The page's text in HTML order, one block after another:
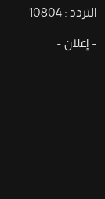
التردد : 10804
- إعلان -